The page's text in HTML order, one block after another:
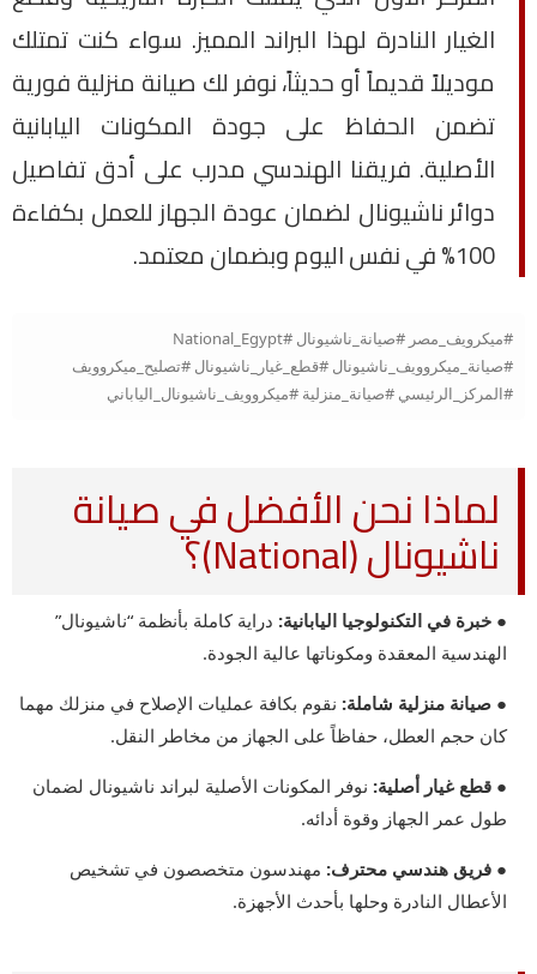
الغيار النادرة لهذا البراند المميز. سواء كنت تمتلك
موديلاً قديماً أو حديثاً، نوفر لك صيانة منزلية فورية
تضمن الحفاظ على جودة المكونات اليابانية
الأصلية. فريقنا الهندسي مدرب على أدق تفاصيل
دوائر ناشيونال لضمان عودة الجهاز للعمل بكفاءة
100% في نفس اليوم وبضمان معتمد.
#ميكرويف_مصر #صيانة_ناشيونال #National_Egypt
#صيانة_ميكروويف_ناشيونال #قطع_غيار_ناشيونال #تصليح_ميكروويف
#المركز_الرئيسي #صيانة_منزلية #ميكروويف_ناشيونال_الياباني
لماذا نحن الأفضل في صيانة
ناشيونال (National)؟
● خبرة في التكنولوجيا اليابانية: دراية كاملة بأنظمة “ناشيونال”
الهندسية المعقدة ومكوناتها عالية الجودة.
● صيانة منزلية شاملة: نقوم بكافة عمليات الإصلاح في منزلك مهما
كان حجم العطل، حفاظاً على الجهاز من مخاطر النقل.
● قطع غيار أصلية: نوفر المكونات الأصلية لبراند ناشيونال لضمان
طول عمر الجهاز وقوة أدائه.
● فريق هندسي محترف: مهندسون متخصصون في تشخيص
الأعطال النادرة وحلها بأحدث الأجهزة.